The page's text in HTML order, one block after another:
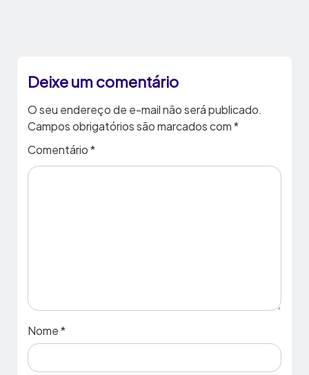
Deixe um comentário
O seu endereço de e-mail não será publicado.
Campos obrigatórios são marcados com*
Comentário*
Nome*